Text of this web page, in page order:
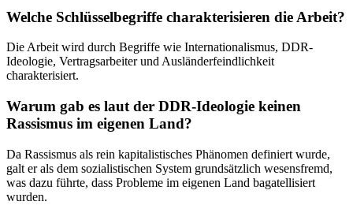
Welche Schlüsselbegriffe charakterisieren die Arbeit?
Die Arbeit wird durch Begriffe wie Internationalismus, DDR-
Ideologie, Vertragsarbeiter und Ausländerfeindlichkeit
charakterisiert.
Warum gab es laut der DDR-Ideologie keinen
Rassismus im eigenen Land?
Da Rassismus als rein kapitalistisches Phänomen definiert wurde,
galt er als dem sozialistischen System grundsätzlich wesensfremd,
was dazu führte, dass Probleme im eigenen Land bagatellisiert
wurden.